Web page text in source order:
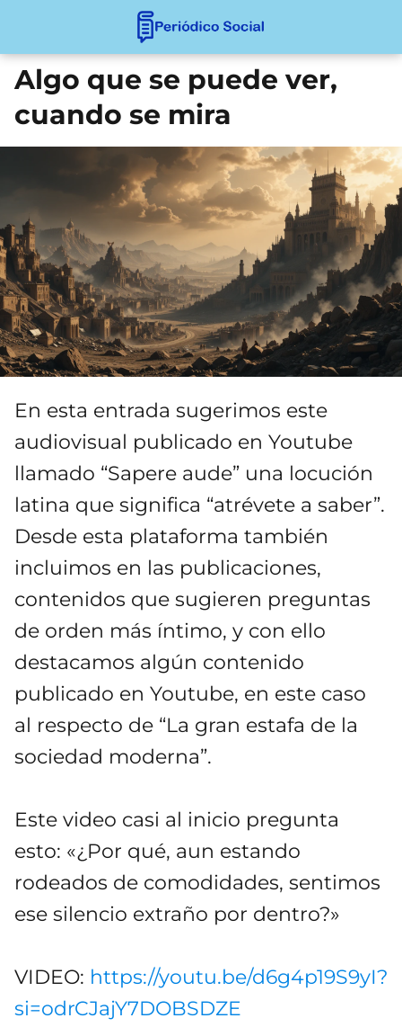
Algo que se puede ver,
cuando se mira
En esta entrada sugerimos este
audiovisual publicado en Youtube
llamado “Sapere aude” una locución
latina que significa “atrévete a saber”.
Desde esta plataforma también
incluimos en las publicaciones,
contenidos que sugieren preguntas
de orden más íntimo, y con ello
destacamos algún contenido
publicado en Youtube, en este caso
al respecto de “La gran estafa de la
sociedad moderna”.
Este video casi al inicio pregunta
esto: «¿Por qué, aun estando
rodeados de comodidades, sentimos
ese silencio extraño por dentro?»
VIDEO: https://youtu.be/d6g4p19S9yI?
si=odrCJajY7DOBSDZE